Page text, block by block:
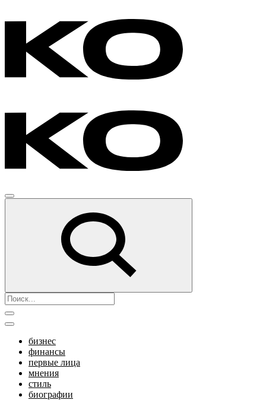
бизнес
финансы
первые лица
мнения
стиль
биографии